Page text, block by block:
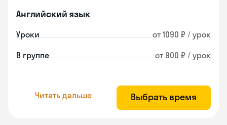
Английский язык
Уроки от 1090 ₽ / урок
В группе от 900 ₽ / урок
Читать дальше Выбрать время